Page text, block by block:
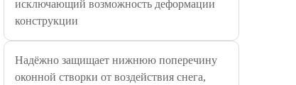
исключающий возможность деформации
конструкции
Надёжно защищает нижнюю поперечину
оконной створки от воздействия снега,